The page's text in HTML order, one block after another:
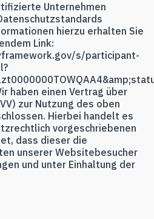
Unternehmen
hierzu erhalten Sie
Link:
s/participant-
haben einen Vertrag über
zur Nutzung des oben
Hierbei handelt es
vorgeschriebenen
dass dieser die
unserer Websitebesucher
und unter Einhaltung der